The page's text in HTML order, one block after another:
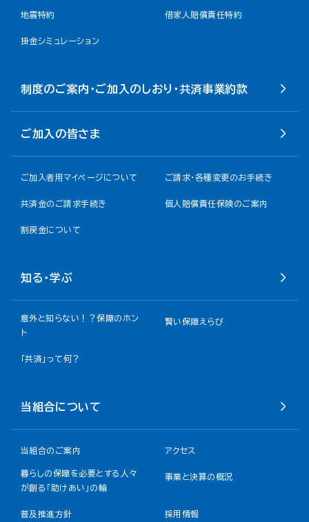
地震特約 借家人賠償責任特約
掛金シミュレーション
制度のご案内・ご加入のしおり・共済事業約款
ご加入の皆さま
ご加入者用マイページについて ご請求・各種変更のお手続き
共済金のご請求手続き 個人賠償責任保険のご案内
割戻金について​
知る・学ぶ
意外と知らない！？保障のホン
ト
賢い保障えらび
「共済」って何？
当組合について
当組合のご案内 アクセス
暮らしの保障を必要とする人々
が創る「助けあい」の輪
事業と決算の概況
普及推進方針 採用情報